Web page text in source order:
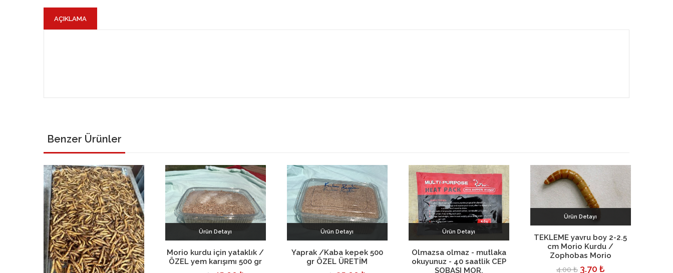
AÇIKLAMA
Benzer Ürünler
Ürün Detayı
Sepete Ekle
Morio kurdu için yataklık /
ÖZEL yem karışımı 500 gr
Ürün Detayı
Sepete Ekle
Yaprak /Kaba kepek 500
gr ÖZEL ÜRETİM
Ürün Detayı
Sepete Ekle
Olmazsa olmaz - mutlaka
okuyunuz - 40 saatlik CEP
SOBASI MOR.
Ürün Detayı
Sepete Ekle
TEKLEME yavru boy 2-2.5
cm Morio Kurdu /
Zophobas Morio
4.00 ₺ 3.70 ₺